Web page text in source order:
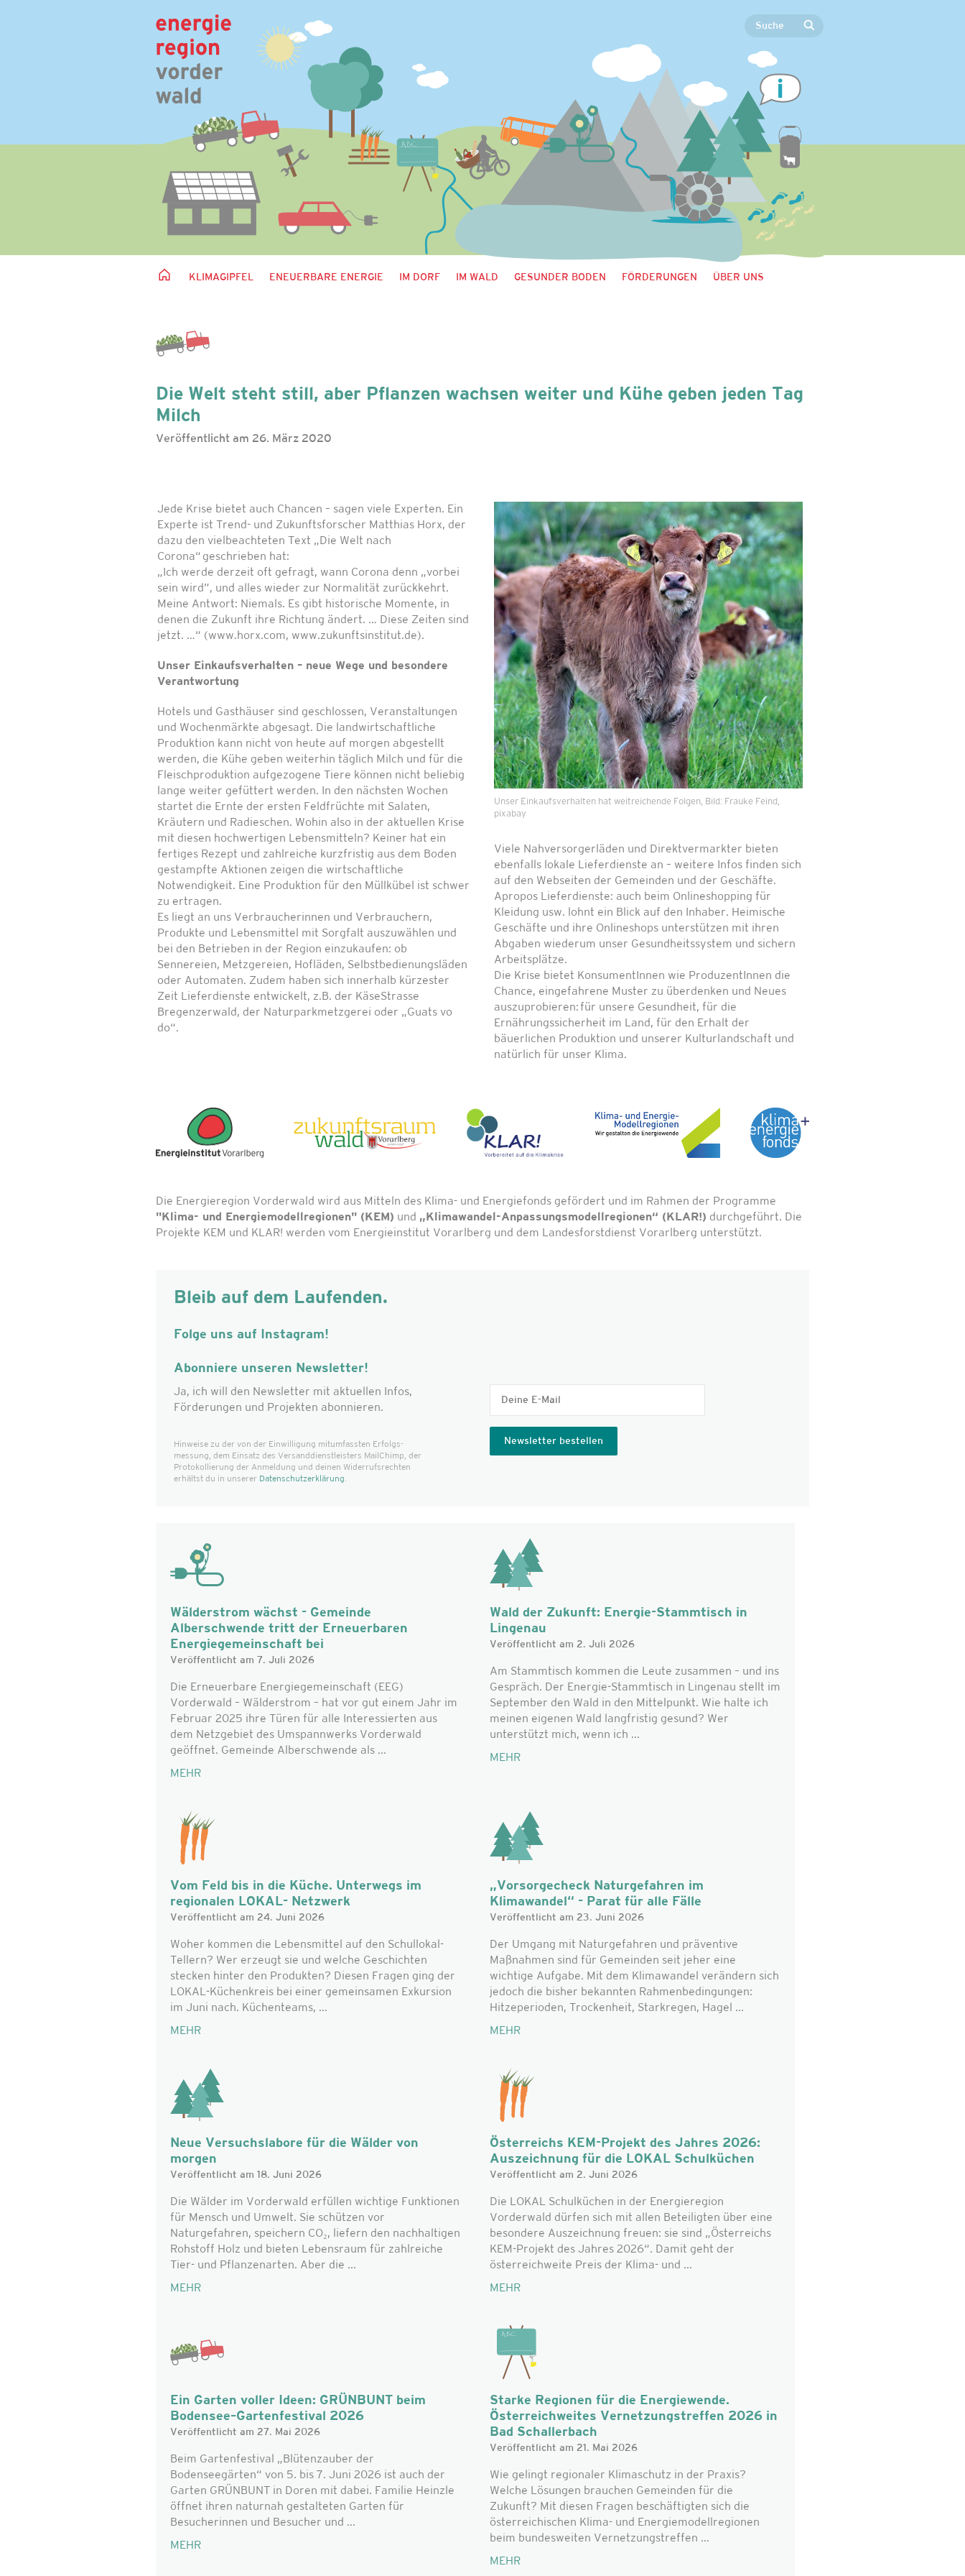
KLIMAGIPFEL ENEUERBARE ENERGIE IM DORF IM WALD GESUNDER BODEN FÖRDERUNGEN ÜBER UNS
Die Welt steht still, aber Pflanzen wachsen weiter und Kühe geben jeden Tag
Milch
Veröffentlicht am 26. März 2020
Jede Krise bietet auch Chancen – sagen viele Experten. Ein
Experte ist Trend- und Zukunftsforscher Matthias Horx, der
dazu den vielbeachteten Text „Die Welt nach
Corona“ geschrieben hat:
„Ich werde derzeit oft gefragt, wann Corona denn „vorbei
sein wird”, und alles wieder zur Normalität zurückkehrt.
Meine Antwort: Niemals. Es gibt historische Momente, in
denen die Zukunft ihre Richtung ändert. … Diese Zeiten sind
jetzt. …“ (www.horx.com, www.zukunftsinstitut.de).
Unser Einkaufsverhalten – neue Wege und besondere
Verantwortung
Hotels und Gasthäuser sind geschlossen, Veranstaltungen
und Wochenmärkte abgesagt. Die landwirtschaftliche
Produktion kann nicht von heute auf morgen abgestellt
werden, die Kühe geben weiterhin täglich Milch und für die
Fleischproduktion aufgezogene Tiere können nicht beliebig
lange weiter gefüttert werden. In den nächsten Wochen
startet die Ernte der ersten Feldfrüchte mit Salaten,
Kräutern und Radieschen. Wohin also in der aktuellen Krise
mit diesen hochwertigen Lebensmitteln? Keiner hat ein
fertiges Rezept und zahlreiche kurzfristig aus dem Boden
gestampfte Aktionen zeigen die wirtschaftliche
Notwendigkeit. Eine Produktion für den Müllkübel ist schwer
zu ertragen.
Es liegt an uns Verbraucherinnen und Verbrauchern,
Produkte und Lebensmittel mit Sorgfalt auszuwählen und
bei den Betrieben in der Region einzukaufen: ob
Sennereien, Metzgereien, Hofläden, Selbstbedienungsläden
oder Automaten. Zudem haben sich innerhalb kürzester
Zeit Lieferdienste entwickelt, z.B. der KäseStrasse
Bregenzerwald, der Naturparkmetzgerei oder „Guats vo
do“.
Unser Einkaufsverhalten hat weitreichende Folgen, Bild: Frauke Feind,
pixabay
Viele Nahversorgerläden und Direktvermarkter bieten
ebenfalls lokale Lieferdienste an – weitere Infos finden sich
auf den Webseiten der Gemeinden und der Geschäfte.
Apropos Lieferdienste: auch beim Onlineshopping für
Kleidung usw. lohnt ein Blick auf den Inhaber. Heimische
Geschäfte und ihre Onlineshops unterstützen mit ihren
Abgaben wiederum unser Gesundheitssystem und sichern
Arbeitsplätze.
Die Krise bietet KonsumentInnen wie ProduzentInnen die
Chance, eingefahrene Muster zu überdenken und Neues
auszuprobieren: für unsere Gesundheit, für die
Ernährungssicherheit im Land, für den Erhalt der
bäuerlichen Produktion und unserer Kulturlandschaft und
natürlich für unser Klima.
Die Energieregion Vorderwald wird aus Mitteln des Klima- und Energiefonds gefördert und im Rahmen der Programme
"Klima- und Energiemodellregionen" (KEM) und „Klimawandel-Anpassungsmodellregionen“ (KLAR!) durchgeführt. Die
Projekte KEM und KLAR! werden vom Energieinstitut Vorarlberg und dem Landesforstdienst Vorarlberg unterstützt.
Bleib auf dem Laufenden.
Folge uns auf Instagram!
Abonniere unseren Newsletter!
Ja, ich will den Newsletter mit aktuellen Infos,
Förderungen und Projekten abonnieren.
Hinweise zu der von der Einwilligung mitumfassten Erfolgs­
messung, dem Einsatz des Versanddienst­leisters MailChimp, der
Protokollierung der Anmeldung und deinen Widerrufsrechten
erhältst du in unserer Datenschutzerklärung.
Wälderstrom wächst - Gemeinde
Alberschwende tritt der Erneuerbaren
Energiegemeinschaft bei
Veröffentlicht am 7. Juli 2026
Die Erneuerbare Energiegemeinschaft (EEG)
Vorderwald – Wälderstrom – hat vor gut einem Jahr im
Februar 2025 ihre Türen für alle Interessierten aus
dem Netzgebiet des Umspannwerks Vorderwald
geöffnet. Gemeinde Alberschwende als ...
MEHR
Wald der Zukunft: Energie-Stammtisch in
Lingenau
Veröffentlicht am 2. Juli 2026
Am Stammtisch kommen die Leute zusammen – und ins
Gespräch. Der Energie-Stammtisch in Lingenau stellt im
September den Wald in den Mittelpunkt. Wie halte ich
meinen eigenen Wald langfristig gesund? Wer
unterstützt mich, wenn ich ...
MEHR
Vom Feld bis in die Küche. Unterwegs im
regionalen LOKAL- Netzwerk
Veröffentlicht am 24. Juni 2026
Woher kommen die Lebensmittel auf den Schullokal-
Tellern? Wer erzeugt sie und welche Geschichten
stecken hinter den Produkten? Diesen Fragen ging der
LOKAL-Küchenkreis bei einer gemeinsamen Exkursion
im Juni nach. Küchenteams, ...
MEHR
„Vorsorgecheck Naturgefahren im
Klimawandel“ - Parat für alle Fälle
Veröffentlicht am 23. Juni 2026
Der Umgang mit Naturgefahren und präventive
Maßnahmen sind für Gemeinden seit jeher eine
wichtige Aufgabe. Mit dem Klimawandel verändern sich
jedoch die bisher bekannten Rahmenbedingungen:
Hitzeperioden, Trockenheit, Starkregen, Hagel ...
MEHR
Neue Versuchslabore für die Wälder von
morgen
Veröffentlicht am 18. Juni 2026
Die Wälder im Vorderwald erfüllen wichtige Funktionen
für Mensch und Umwelt. Sie schützen vor
Naturgefahren, speichern CO₂, liefern den nachhaltigen
Rohstoff Holz und bieten Lebensraum für zahlreiche
Tier- und Pflanzenarten. Aber die ...
MEHR
Österreichs KEM-Projekt des Jahres 2026:
Auszeichnung für die LOKAL Schulküchen
Veröffentlicht am 2. Juni 2026
Die LOKAL Schulküchen in der Energieregion
Vorderwald dürfen sich mit allen Beteiligten über eine
besondere Auszeichnung freuen: sie sind „Österreichs
KEM-Projekt des Jahres 2026“. Damit geht der
österreichweite Preis der Klima- und ...
MEHR
Ein Garten voller Ideen: GRÜNBUNT beim
Bodensee–Gartenfestival 2026
Veröffentlicht am 27. Mai 2026
Beim Gartenfestival „Blütenzauber der
Bodenseegärten“ von 5. bis 7. Juni 2026 ist auch der
Garten GRÜNBUNT in Doren mit dabei. Familie Heinzle
öffnet ihren naturnah gestalteten Garten für
Besucherinnen und Besucher und ...
MEHR
Starke Regionen für die Energiewende.
Österreichweites Vernetzungstreffen 2026 in
Bad Schallerbach
Veröffentlicht am 21. Mai 2026
Wie gelingt regionaler Klimaschutz in der Praxis?
Welche Lösungen brauchen Gemeinden für die
Zukunft? Mit diesen Fragen beschäftigten sich die
österreichischen Klima- und Energiemodellregionen
beim bundesweiten Vernetzungstreffen ...
MEHR